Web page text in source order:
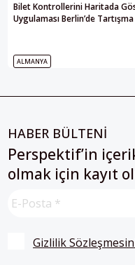
Bilet Kontrollerini Haritada
Uygulaması Berlin’de
ALMANYA
HABER BÜLTENİ
Perspektif’in
olmak için kayıt
Gizlilik